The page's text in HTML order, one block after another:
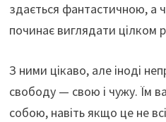
здається фантастичною, а
починає виглядати цілком
З ними цікаво, але іноді
свободу — свою і чужу. Їм
собою, навіть якщо це не